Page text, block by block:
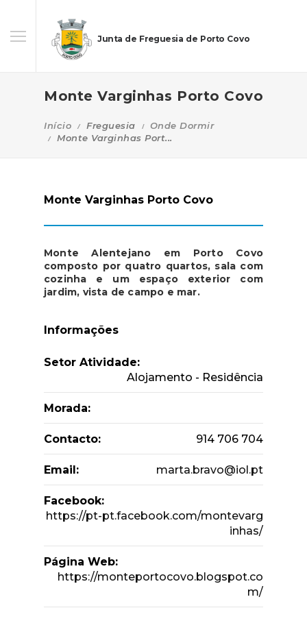
Junta de Freguesia de Porto Covo
Monte Varginhas Porto Covo
Início Freguesia
Onde Dormir
Monte Varginhas Port...
Monte Varginhas Porto Covo
Monte Alentejano em Porto Covo
composto por quatro quartos, sala com
cozinha e um espaço exterior com
jardim, vista de campo e mar.
Informações
Setor Atividade:
Alojamento - Residência
Morada:
Contacto: 914 706 704
Email: marta.bravo@iol.pt
Facebook:
https://pt-pt.facebook.com/montevarg
inhas/
Página Web:
https://monteportocovo.blogspot.co
m/